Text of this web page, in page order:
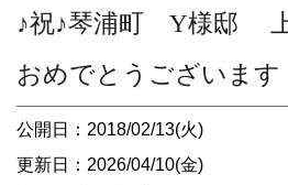
♪祝♪琴浦町 Y様邸
おめでとうございます
公開日：2018/02/13(火)
更新日：2026/04/10(金)